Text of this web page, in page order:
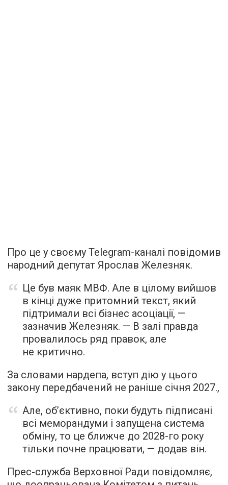
Про це у своєму Telegram-каналі повідомив
народний депутат Ярослав Железняк.
Це був маяк МВФ. Але в цілому вийшов
в кінці дуже притомний текст, який
підтримали всі бізнес асоціації, —
зазначив Железняк. — В залі правда
провалилось ряд правок, але
не критично.
За словами нардепа, вступ дію у цього
закону передбачений не раніше січня 2027.,
Але, обʼєктивно, поки будуть підписані
всі меморандуми і запущена система
обміну, то це ближче до 2028-го року
тільки почне працювати, — додав він.
Прес-служба Верховної Ради повідомляє,